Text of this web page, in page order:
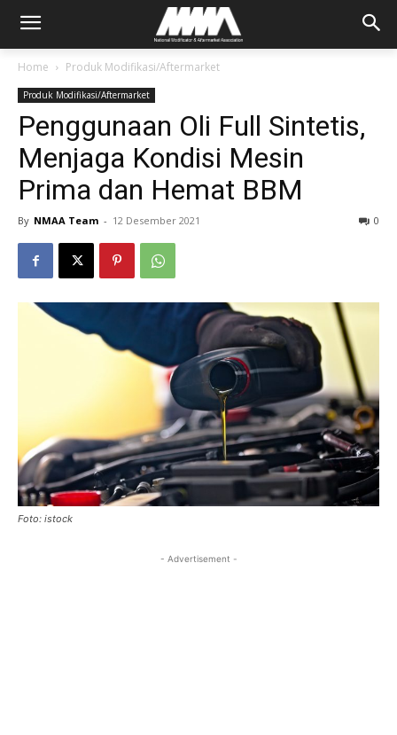
Home Produk Modifikasi/Aftermarket
Produk Modifikasi/Aftermarket
Penggunaan Oli Full Sintetis,
Menjaga Kondisi Mesin
Prima dan Hemat BBM
By NMAA Team - 12 Desember 2021 0
Foto: istock
- Advertisement -